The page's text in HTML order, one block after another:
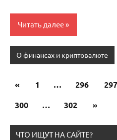
Читать далее
О финансах и криптовалюте
записей
« Предыдущие
1 … 296 297
300
… 302 »
ЧТО ИЩУТ НА САЙТЕ?